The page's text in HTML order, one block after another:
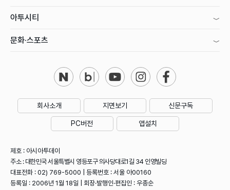
아투시티
문화·스포츠
회사소개 지면보기 신문구독
PC버전 앱설치
제호 : 아시아투데이
주소 : 대한민국 서울특별시 영등포구 의사당대로1길 34 인영빌딩
대표전화 : 02) 769-5000 | 등록번호 : 서울 아00160
등록일 : 2006년 1월 18일 | 회장·발행인·편집인 : 우종순